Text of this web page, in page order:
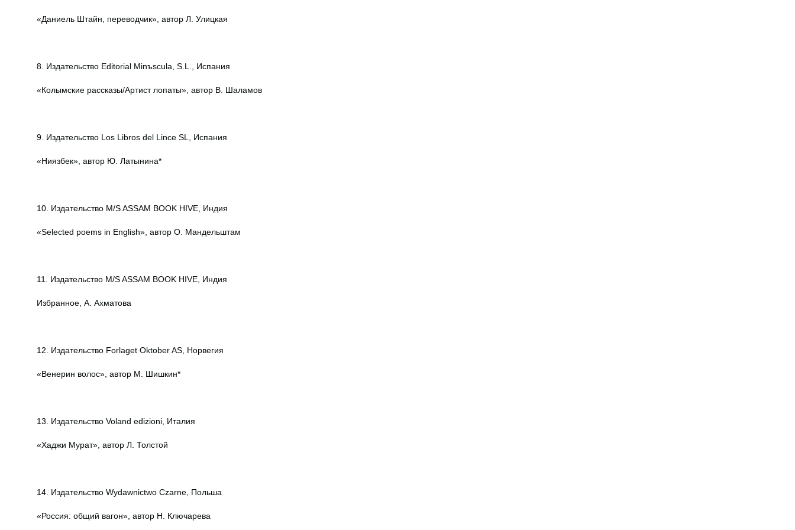
«Даниель Штайн, переводчик», автор Л. Улицкая
8. Издательство Editorial Minъscula, S.L., Испания
«Колымские рассказы/Артист лопаты», автор В. Шаламов
9. Издательство Los Libros del Lince SL, Испания
«Ниязбек», автор Ю. Латынина*
10. Издательство M/S ASSAM BOOK HIVE, Индия
«Selected poems in English», автор О. Мандельштам
11. Издательство M/S ASSAM BOOK HIVE, Индия
Избранное, А. Ахматова
12. Издательство Forlaget Oktober AS, Норвегия
«Венерин волос», автор М. Шишкин*
13. Издательство Voland edizioni, Италия
«Хаджи Мурат», автор Л. Толстой
14. Издательство Wydawnictwo Czarne, Польша
«Россия: общий вагон», автор Н. Ключарева